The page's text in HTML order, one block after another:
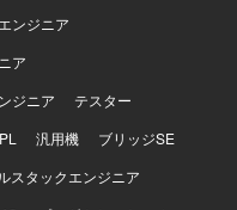
きます。
コード管理、Front
ード化、PITRによる
環境で作業していただ
ンジニア
ア
ジニア
テスター
PL 汎用機
ブリッジSE
スタックエンジニア